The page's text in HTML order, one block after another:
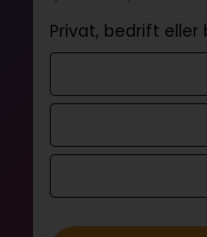
n
n
o
d
Privat, bedrift eller